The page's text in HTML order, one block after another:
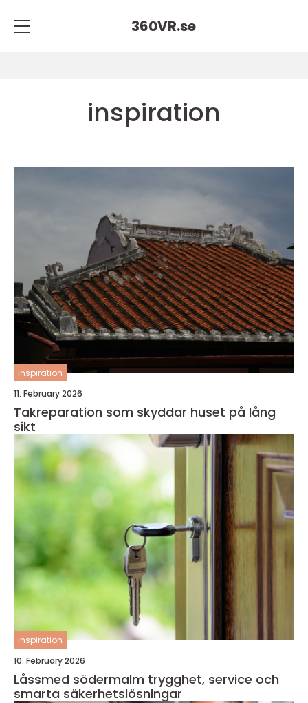
360VR.se
inspiration
inspiration
11. February 2026
Takreparation som skyddar huset på lång
sikt
inspiration
10. February 2026
Låssmed södermalm trygghet, service och
smarta säkerhetslösningar